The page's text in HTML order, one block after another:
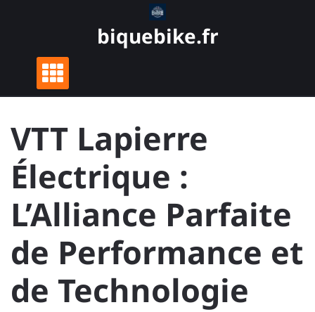
biquebike.fr
VTT Lapierre
Électrique :
L’Alliance Parfaite
de Performance et
de Technologie